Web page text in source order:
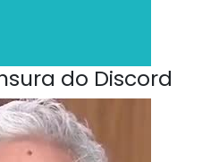
do Discord